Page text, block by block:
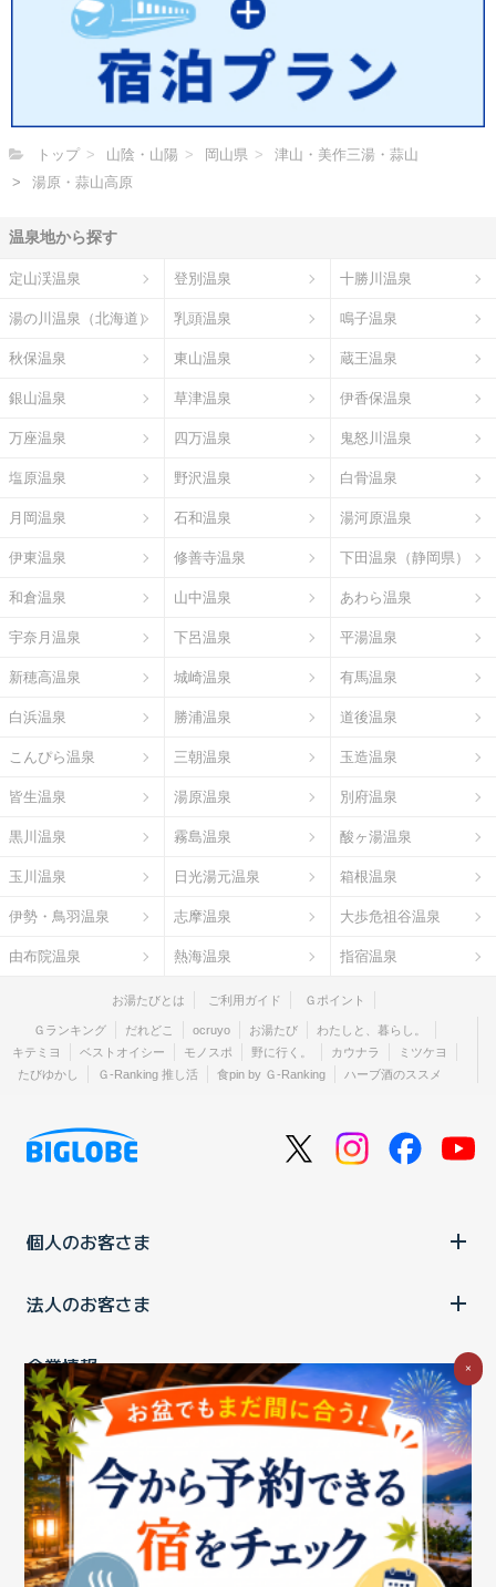
トップ 山陰・山陽 岡山県
津山・美作三湯・蒜山
湯原・蒜山高原
温泉地から探す
定山渓温泉 登別温泉 十勝川温泉
湯の川温泉（北海道） 乳頭温泉 鳴子温泉
秋保温泉 東山温泉 蔵王温泉
銀山温泉 草津温泉 伊香保温泉
万座温泉 四万温泉 鬼怒川温泉
塩原温泉 野沢温泉 白骨温泉
月岡温泉 石和温泉 湯河原温泉
伊東温泉 修善寺温泉 下田温泉（静岡県）
和倉温泉 山中温泉 あわら温泉
宇奈月温泉 下呂温泉 平湯温泉
新穂高温泉 城崎温泉 有馬温泉
白浜温泉 勝浦温泉 道後温泉
こんぴら温泉 三朝温泉 玉造温泉
皆生温泉 湯原温泉 別府温泉
黒川温泉 霧島温泉 酸ヶ湯温泉
玉川温泉 日光湯元温泉 箱根温泉
伊勢・鳥羽温泉 志摩温泉 大歩危祖谷温泉
由布院温泉 熱海温泉 指宿温泉
お湯たびとは ご利用ガイド Ｇポイント
Ｇランキング だれどこ ocruyo お湯たび
わたしと、暮らし。
キテミヨ
ベストオイシー モノスポ 野に行く。 カウナラ
ミツケヨ
たびゆかし
Ｇ-Ranking 推し活 食pin by Ｇ-Ranking ハーブ酒のススメ
個人のお客さま
法人のお客さま
企業情報
ご利用中の方
お問い合わせ消費税の表示 ウェブアクセシビリティの取り組み
個人情報保護ポリシープライバシーポータル
Cookieポリシー
特定商取引法に基づく表記情報セキュリティ基本方針
商標についてBIGLOBEトップ
×